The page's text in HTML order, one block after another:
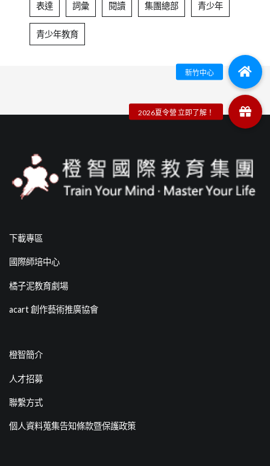
表達 詞彙 閱讀 集團總部 青少年
青少年教育
下載專區
國際師培中心
橘子泥教育劇場
acart 創作藝術推廣協會
橙智簡介
人才招募
聯繫方式
個人資料蒐集告知條款暨保護政策